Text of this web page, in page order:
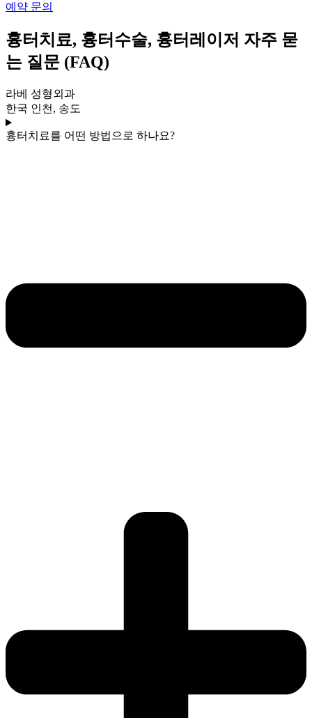
예약 문의
흉터치료, 흉터수술, 흉터레이저 자주 묻
는 질문 (FAQ)
라베 성형외과
한국 인천, 송도
흉터치료를 어떤 방법으로 하나요?